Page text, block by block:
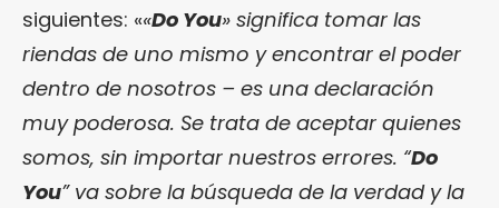
siguientes: ««Do You» significa tomar las
riendas de uno mismo y encontrar el poder
dentro de nosotros – es una declaración
muy poderosa. Se trata de aceptar quienes
somos, sin importar nuestros errores. “Do
You” va sobre la búsqueda de la verdad y la